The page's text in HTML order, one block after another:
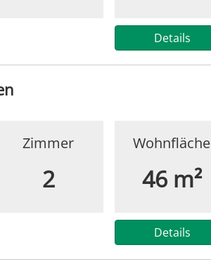
Details
Zimmer
2
Wohnfläche
46 m²
Details